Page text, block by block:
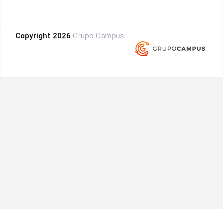
Copyright 2026 Grupo Campus